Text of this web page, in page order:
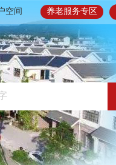
养老服务专区
空间